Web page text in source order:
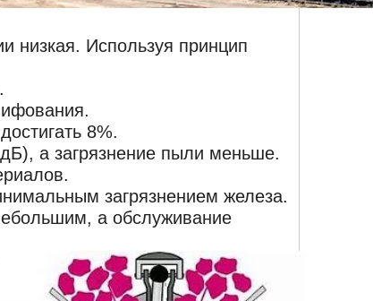
низкая. Используя принцип
8%.
а загрязнение пыли меньше.
загрязнением железа.
а обслуживание